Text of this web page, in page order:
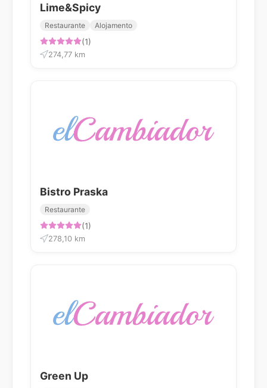
Lime&Spicy
Restaurante Alojamento
(1)
274,77 km
Bistro Praska
Restaurante
(1)
278,10 km
Green Up